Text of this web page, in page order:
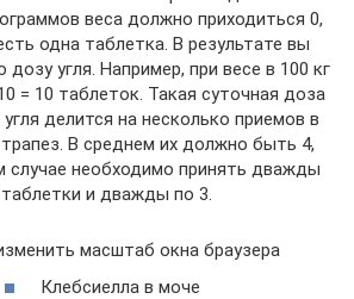
веса должно приходиться 0,
одна таблетка. В результате вы
дозу угля. Например, при весе в 100 кг
= 10 таблеток. Такая суточная доза
делится на несколько приемов в
В среднем их должно быть 4,
случае необходимо принять дважды
и дважды по 3.
масштаб окна браузера
Клебсиелла в моче